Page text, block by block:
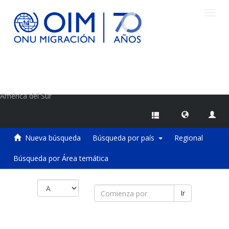
América del Sur
Nueva búsqueda Búsqueda por país Regional
Búsqueda por Área temática
Ir